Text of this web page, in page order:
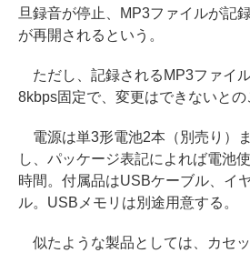
旦録音が停止、MP3ファイルが記
が再開されるという。
ただし、記録されるMP3ファイ
8kbps固定で、変更はできないとの
電源は単3形電池2本（別売り）
し、パッケージ表記によれば電池
時間。付属品はUSBケーブル、イ
ル。USBメモリは別途用意する。
似たような製品としては、カセ